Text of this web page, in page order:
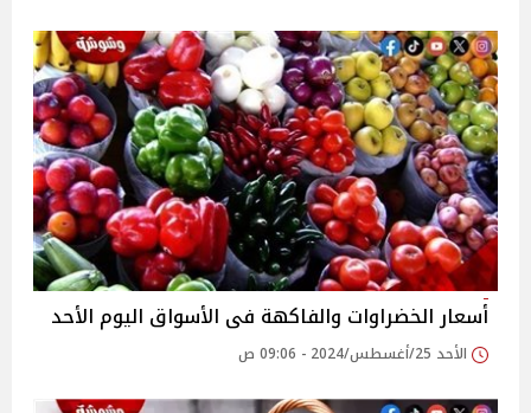
أسعار الخضراوات والفاكهة فى الأسواق‎‎ اليوم الأحد
الأحد 25/أغسطس/2024 - 09:06 ص